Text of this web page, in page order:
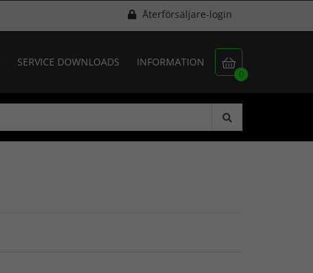
Återförsäljare-login

0
SERVICE DOWNLOADS INFORMATION